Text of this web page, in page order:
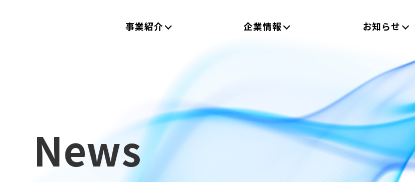
事業紹介 企業情報 お知らせ
News